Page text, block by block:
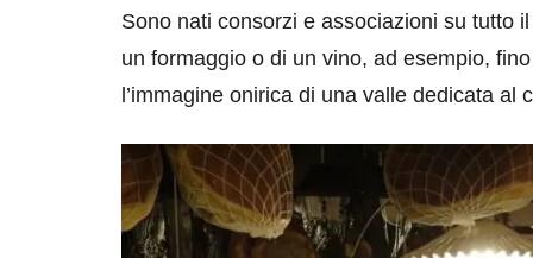
Sono nati consorzi e associazioni su tutto
un formaggio o di un vino, ad esempio,
l’immagine onirica di una valle dedicata al